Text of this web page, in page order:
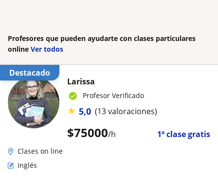
Profesores que pueden ayudarte con clases particulares
online Ver todos
Destacado
$75000/h 1ª clase gratis
Larissa
Profesor Verificado
★ 5,0 (13 valoraciones)
Clases on line
Inglés